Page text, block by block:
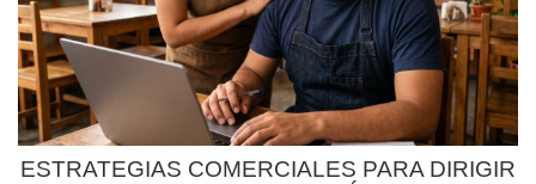
ESTRATEGIAS COMERCIALES PARA DIRIGIR